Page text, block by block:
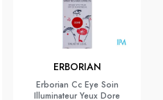
ERBORIAN
Erborian Cc Eye Soin
Illuminateur Yeux Dore